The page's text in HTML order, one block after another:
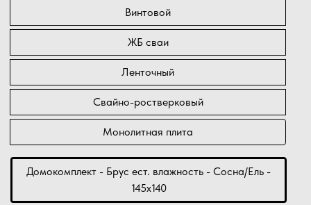
Винтовой
ЖБ сваи
Ленточный
Свайно-ростверковый
Монолитная плита
Домокомплект - Брус ест. влажность - Сосна/Ель -
145х140